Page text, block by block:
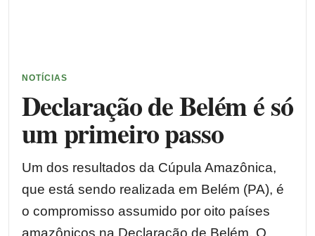
NOTÍCIAS
Declaração de Belém é só
um primeiro passo
Um dos resultados da Cúpula Amazônica,
que está sendo realizada em Belém (PA), é
o compromisso assumido por oito países
amazônicos na Declaração de Belém. O